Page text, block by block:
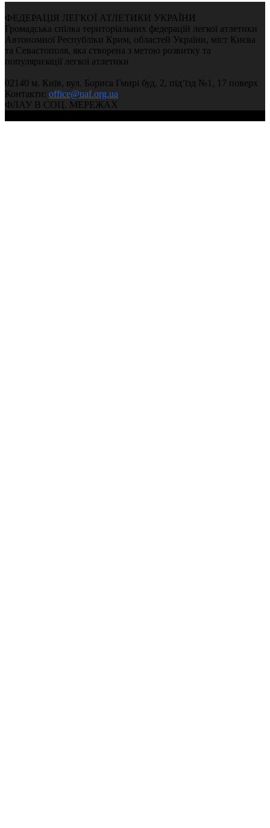
ФЕДЕРАЦІЯ ЛЕГКОЇ АТЛЕТИКИ УКРАЇНИ
Громадська спілка територіальних федерацій легкої атлетики
Автономної Республіки Крим, областей України, міст Києва
та Севастополя, яка створена з метою розвитку та
популяризації легкої атлетики
02140 м. Київ, вул. Бориса Гмирі буд. 2, під’їзд №1, 17 поверх
Контакти: office@uaf.org.ua
ФЛАУ В СОЦ. МЕРЕЖАХ